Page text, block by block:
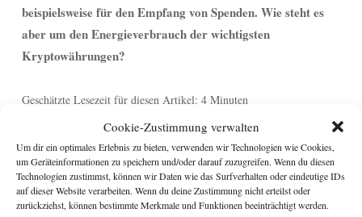
Cookie-Zustimmung verwalten
Um dir ein optimales Erlebnis zu bieten, verwenden wir Technologien wie Cookies,
um Geräteinformationen zu speichern und/oder darauf zuzugreifen. Wenn du diesen
Technologien zustimmst, können wir Daten wie das Surfverhalten oder eindeutige IDs
auf dieser Website verarbeiten. Wenn du deine Zustimmung nicht erteilst oder
zurückziehst, können bestimmte Merkmale und Funktionen beeinträchtigt werden.
beispielsweise für den Empfang von Spenden. Wie steht es
aber um den Energieverbrauch der wichtigsten
Kryptowährungen?
Geschätzte Lesezeit für diesen Artikel: 4 Minuten
Vor ziemlich genau 10 Jahren – am 3. Januar 2009 – wurde
der erste Block der Bitcoin-Blockchain gebildet. In den
folgenden Jahren wurden Bitcoin und andere
Kryptowährungen zunächst nur von wenigen ernst genommen